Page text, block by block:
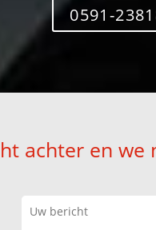
0591-
achter en